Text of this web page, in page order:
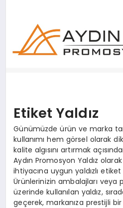
Etiket Yaldız
Günümüzde ürün ve marka
kullanımı hem görsel olarak
kalite algısını artırmak
Aydın Promosyon Yaldız
ihtiyacına uygun yaldızlı
Ürünlerinizin ambalajları
üzerinde kullanılan yaldız,
geçerek, markanıza prestijli